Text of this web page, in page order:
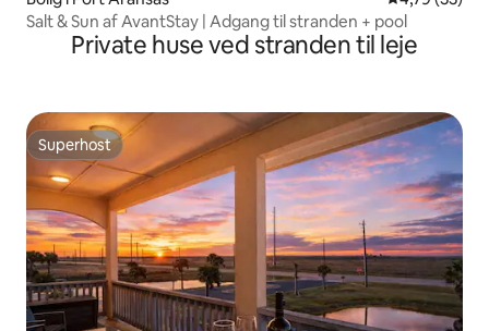
Salt & Sun af AvantStay | Adgang til stranden + pool
Private huse ved stranden til leje
Superhost
Superhost